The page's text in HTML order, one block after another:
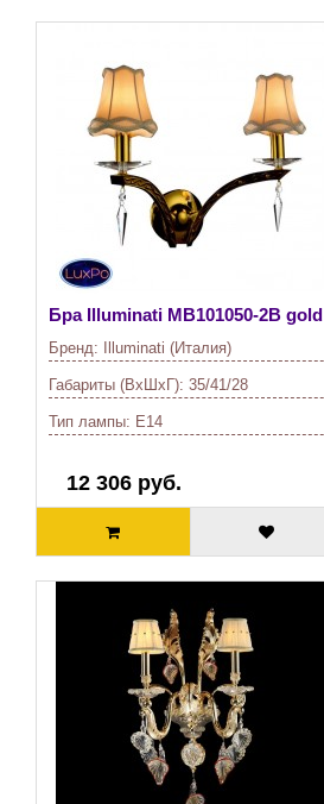
Бра Illuminati MB101050-2B gold
Бренд: Illuminati (Италия)
Габариты (ВхШхГ): 35/41/28
Тип лампы: E14
12 306 руб.